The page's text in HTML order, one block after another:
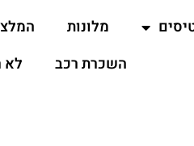
מלונות
השכרת רכב
לא